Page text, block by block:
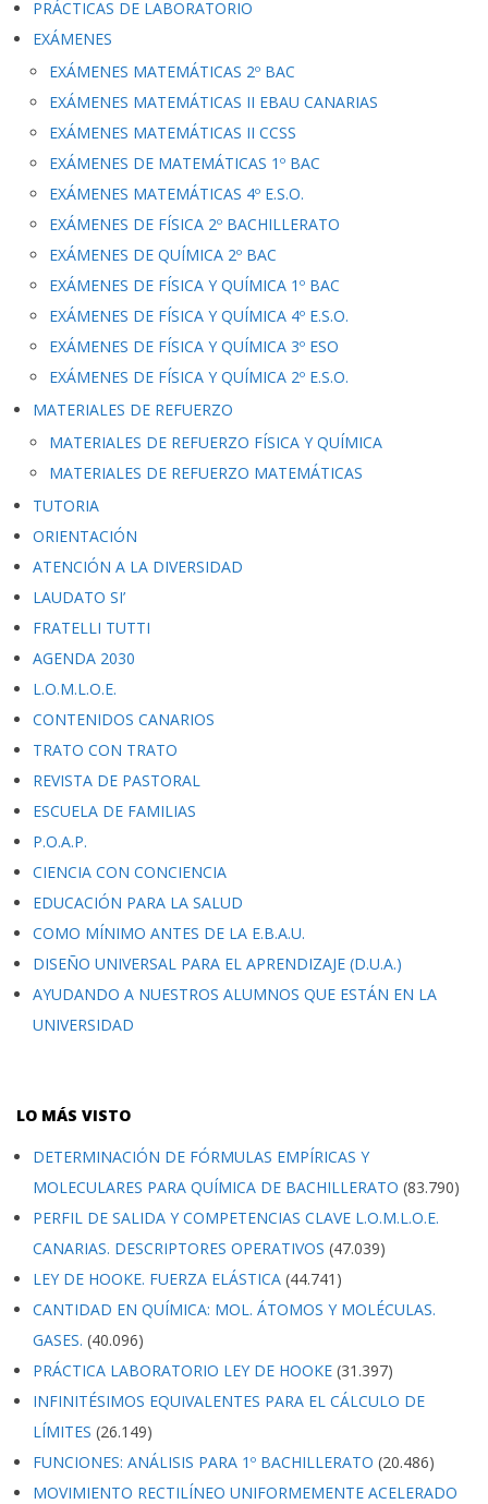
PRÁCTICAS DE LABORATORIO
EXÁMENES
EXÁMENES MATEMÁTICAS 2º BAC
EXÁMENES MATEMÁTICAS II EBAU CANARIAS
EXÁMENES MATEMÁTICAS II CCSS
EXÁMENES DE MATEMÁTICAS 1º BAC
EXÁMENES MATEMÁTICAS 4º E.S.O.
EXÁMENES DE FÍSICA 2º BACHILLERATO
EXÁMENES DE QUÍMICA 2º BAC
EXÁMENES DE FÍSICA Y QUÍMICA 1º BAC
EXÁMENES DE FÍSICA Y QUÍMICA 4º E.S.O.
EXÁMENES DE FÍSICA Y QUÍMICA 3º ESO
EXÁMENES DE FÍSICA Y QUÍMICA 2º E.S.O.
MATERIALES DE REFUERZO
MATERIALES DE REFUERZO FÍSICA Y QUÍMICA
MATERIALES DE REFUERZO MATEMÁTICAS
TUTORIA
ORIENTACIÓN
ATENCIÓN A LA DIVERSIDAD
LAUDATO SI’
FRATELLI TUTTI
AGENDA 2030
L.O.M.L.O.E.
CONTENIDOS CANARIOS
TRATO CON TRATO
REVISTA DE PASTORAL
ESCUELA DE FAMILIAS
P.O.A.P.
CIENCIA CON CONCIENCIA
EDUCACIÓN PARA LA SALUD
COMO MÍNIMO ANTES DE LA E.B.A.U.
DISEÑO UNIVERSAL PARA EL APRENDIZAJE (D.U.A.)
AYUDANDO A NUESTROS ALUMNOS QUE ESTÁN EN LA
UNIVERSIDAD
LO MÁS VISTO
DETERMINACIÓN DE FÓRMULAS EMPÍRICAS Y
MOLECULARES PARA QUÍMICA DE BACHILLERATO (83.790)
PERFIL DE SALIDA Y COMPETENCIAS CLAVE L.O.M.L.O.E.
CANARIAS. DESCRIPTORES OPERATIVOS (47.039)
LEY DE HOOKE. FUERZA ELÁSTICA (44.741)
CANTIDAD EN QUÍMICA: MOL. ÁTOMOS Y MOLÉCULAS.
GASES. (40.096)
PRÁCTICA LABORATORIO LEY DE HOOKE (31.397)
INFINITÉSIMOS EQUIVALENTES PARA EL CÁLCULO DE
LÍMITES (26.149)
FUNCIONES: ANÁLISIS PARA 1º BACHILLERATO (20.486)
MOVIMIENTO RECTILÍNEO UNIFORMEMENTE ACELERADO